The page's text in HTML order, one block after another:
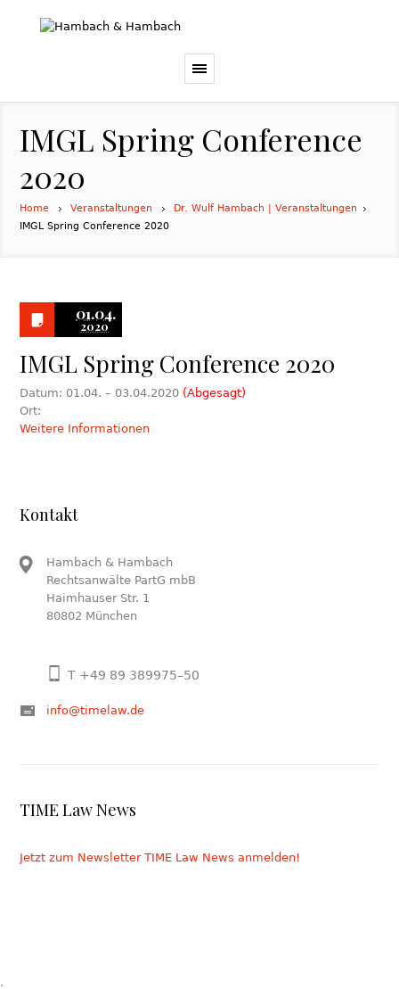
IMGL Spring Conference
2020
Home Veranstaltungen
Dr. Wulf Hambach | Veranstaltungen
IMGL Spring Conference 2020
01.04.
2020
IMGL Spring Conference 2020
Datum: 01.04. – 03.04.2020 (Abgesagt)
Ort:
Weitere Informationen
Kontakt
Hambach & Hambach
Rechtsanwälte PartG mbB
Haimhauser Str. 1
80802 München
T +49 89 389975–50
info@timelaw.de
TIME Law News
Jetzt zum Newsletter TIME Law News anmelden!
.